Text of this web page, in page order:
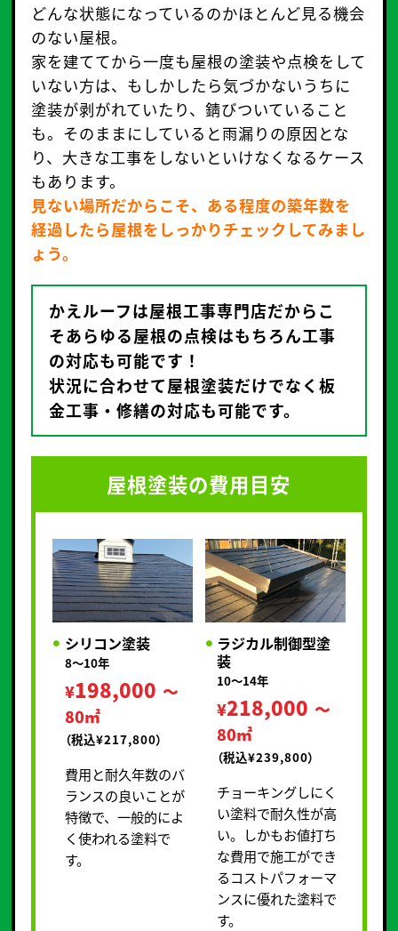
どんな状態になっているのかほとんど見る機会
のない屋根。
家を建ててから一度も屋根の塗装や点検をして
いない方は、もしかしたら気づかないうちに
塗装が剥がれていたり、錆びついていること
も。そのままにしていると雨漏りの原因とな
り、大きな工事をしないといけなくなるケース
もあります。
見ない場所だからこそ、ある程度の築年数を
経過したら屋根をしっかりチェックしてみまし
ょう。
かえルーフは屋根工事専門店だからこ
そあらゆる屋根の点検はもちろん工事
の対応も可能です！
状況に合わせて屋根塗装だけでなく板
金工事・修繕の対応も可能です。
屋根塗装の費用目安
シリコン塗装
8～10年
¥198,000 ～
80㎡
（税込¥217,800）
費用と耐久年数のバ
ランスの良いことが
特徴で、一般的によ
く使われる塗料で
す。
ラジカル制御型塗
装
10～14年
¥218,000 ～
80㎡
（税込¥239,800）
チョーキングしにく
い塗料で耐久性が高
い。しかもお値打ち
な費用で施工ができ
るコストパフォーマ
ンスに優れた塗料で
す。